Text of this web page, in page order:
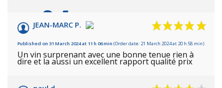
9.4/10
Based on 7 reviews
JEAN-MARC P.
Published on 31 March 2024 at 11 h 06 min (Order date: 21 March 2024 at 20 h 58 min)
Un vin surprenant avec une bonne tenue rien à
dire et la aussi un excellent rapport qualité prix